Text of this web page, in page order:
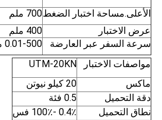
الأعلى.مساحة اختبار الضغط700 ملم
عرض الاختبار
400 ملم
سرعة السفر عبر العارضة
0.01-500 مم / دقيقة
مواصفات الاختبار
UTM-20KN
ماكس
20 كيلو نيوتن
دقة التحميل
0.5 فئة
نطاق التحميل
0.4٪ -100٪ فس